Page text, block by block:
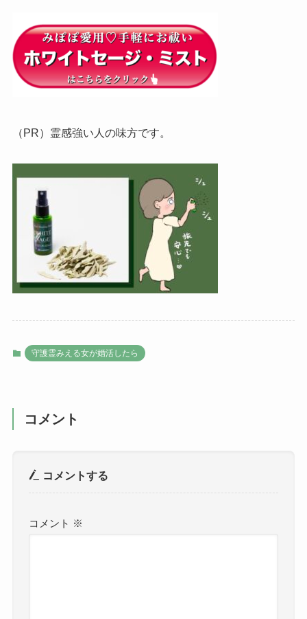
（PR）霊感強い人の味方です。
守護霊みえる女が婚活したら
コメント
コメントする
コメント ※